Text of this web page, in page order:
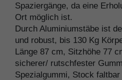
Spaziergänge, da eine
Ort möglich ist.
Durch Aluminiumstäbe ist
und robust, bis 130 Kg
Länge 87 cm, Sitzhöhe 77
sicherer/ rutschfester
Spezialgummi, Stock